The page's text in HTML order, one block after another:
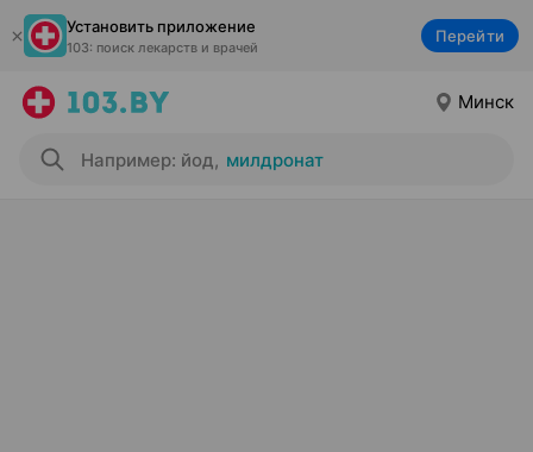
Установить приложение
103: поиск лекарств и врачей
Перейти
Минск
Например: йод, милдронат